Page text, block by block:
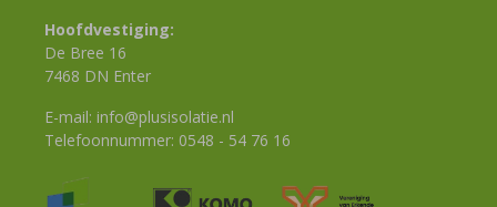
Hoofdvestiging:
De Bree 16
7468 DN Enter
E-mail: info@plusisolatie.nl
Telefoonnummer: 0548 - 54 76 16